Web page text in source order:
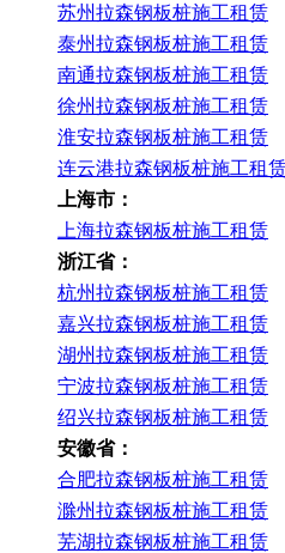
苏州拉森钢板桩施工租赁
泰州拉森钢板桩施工租赁
南通拉森钢板桩施工租赁
徐州拉森钢板桩施工租赁
淮安拉森钢板桩施工租赁
连云港拉森钢板桩施工租
上海市：
上海拉森钢板桩施工租赁
浙江省：
杭州拉森钢板桩施工租赁
嘉兴拉森钢板桩施工租赁
湖州拉森钢板桩施工租赁
宁波拉森钢板桩施工租赁
绍兴拉森钢板桩施工租赁
安徽省：
合肥拉森钢板桩施工租赁
滁州拉森钢板桩施工租赁
芜湖拉森钢板桩施工租赁